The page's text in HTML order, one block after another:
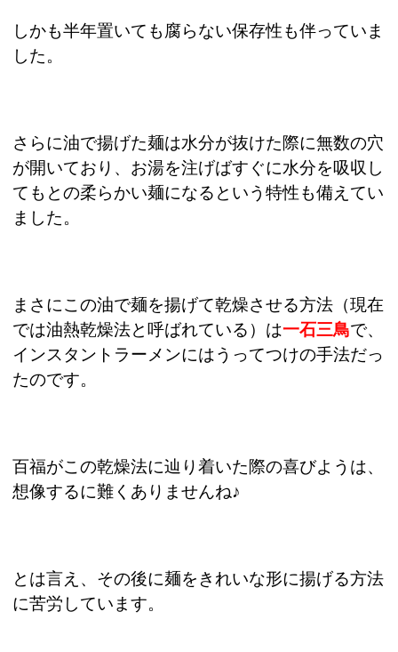
しかも半年置いても腐らない保存性も伴っていま
した。
さらに油で揚げた麺は水分が抜けた際に無数の穴
が開いており、お湯を注げばすぐに水分を吸収し
てもとの柔らかい麺になるという特性も備えてい
ました。
まさにこの油で麺を揚げて乾燥させる方法（現在
では油熱乾燥法と呼ばれている）は一石三鳥で、
インスタントラーメンにはうってつけの手法だっ
たのです。
百福がこの乾燥法に辿り着いた際の喜びようは、
想像するに難くありませんね♪
とは言え、その後に麺をきれいな形に揚げる方法
に苦労しています。